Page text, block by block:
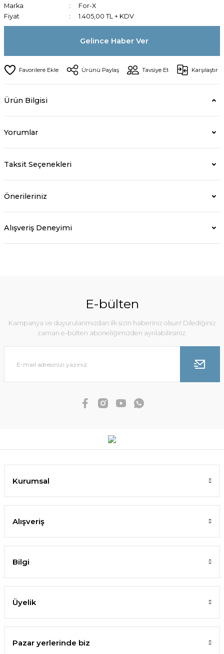
Marka
For-X
Fiyat
1.405,00 TL + KDV
Gelince Haber Ver
Ürünü Paylaş Tavsiye Et Karşılaştır
Ürün Bilgisi
Yorumlar
Taksit Seçenekleri
Önerileriniz
Alışveriş Deneyimi
E-bülten
Kampanya ve duyurularımızdan ilk sizin haberiniz olsun! Dilediğiniz
zaman e-bülten aboneliğimizden ayrılabilirsiniz.
Kurumsal
Alışveriş
Bilgi
Üyelik
Pazar yerlerinde biz